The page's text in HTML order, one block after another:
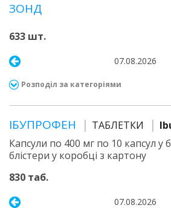
ЗОНД
633 шт.
07.08.2026
Розподіл за категоріями
ІБУПРОФЕН ТАБЛЕТКИ
Капсули по 400 мг по 10 капсул у
блістери у коробці з картону
830 таб.
07.08.2026